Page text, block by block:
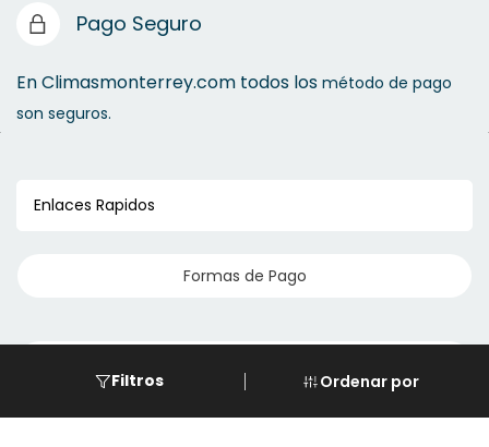
Ordenar por
Filtros
Pago Seguro
En Climasmonterrey.com todos los método de pago
son seguros.
Enlaces Rapidos
Formas de Pago